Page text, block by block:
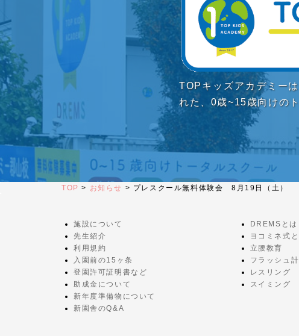
TOPキッズアカデミー
れた、0歳~15歳向けの
TOP > お知らせ > プレスクール無料体験会 8月19日（土）
施設について
先生紹介
利用規約
入園前の15ヶ条
登園許可証明書など
助成金について
新年度準備物について
新園舎のQ&A
DREMSとは
ヨコミネ式と
立腰教育
フラッシュ
レスリング
スイミング